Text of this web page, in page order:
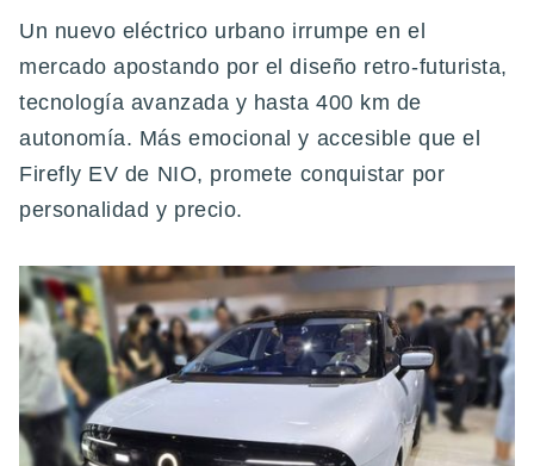
Un nuevo eléctrico urbano irrumpe en el
mercado apostando por el diseño retro-futurista,
tecnología avanzada y hasta 400 km de
autonomía. Más emocional y accesible que el
Firefly EV de NIO, promete conquistar por
personalidad y precio.